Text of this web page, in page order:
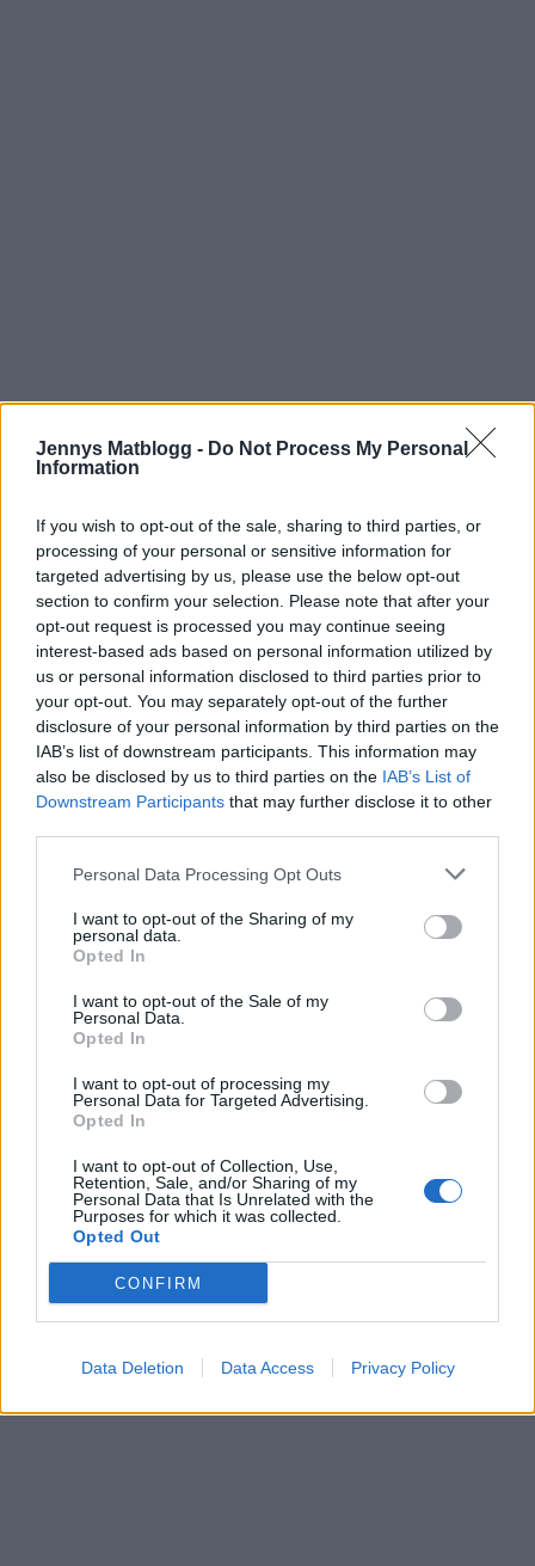
Jennys Matblogg - Do Not Process My Personal
Information
If you wish to opt-out of the sale, sharing to third parties, or
processing of your personal or sensitive information for
targeted advertising by us, please use the below opt-out
section to confirm your selection. Please note that after your
opt-out request is processed you may continue seeing
interest-based ads based on personal information utilized by
us or personal information disclosed to third parties prior to
your opt-out. You may separately opt-out of the further
disclosure of your personal information by third parties on the
IAB’s list of downstream participants. This information may
also be disclosed by us to third parties on the IAB’s List of
Downstream Participants that may further disclose it to other
Personal Data Processing Opt Outs
I want to opt-out of the Sharing of my
personal data.
Opted In
I want to opt-out of the Sale of my
Personal Data.
Opted In
I want to opt-out of processing my
Personal Data for Targeted Advertising.
Opted In
I want to opt-out of Collection, Use,
Retention, Sale, and/or Sharing of my
Personal Data that Is Unrelated with the
Purposes for which it was collected.
Opted Out
CONFIRM
Data Deletion Data Access Privacy Policy
Prenumerera
0COMMENTS
plus en kompis till Jacob. Det var ett par år sedan vi var
där sist- och ungarna har tjatat om att åka tillbaka, Det
ska bli jätteroligt att åka karuseller och äta popcorn och
sockervadd! Så idag hoppas vi på fint väder!